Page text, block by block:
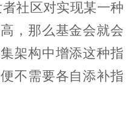
社区对实现某一种
，那么基金会就会
架构中增添这种指
不需要各自添补指